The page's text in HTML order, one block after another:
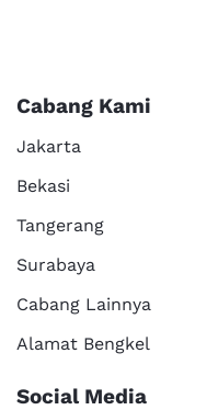
Cabang Kami
Jakarta
Bekasi
Tangerang
Surabaya
Cabang Lainnya
Alamat Bengkel
Social Media